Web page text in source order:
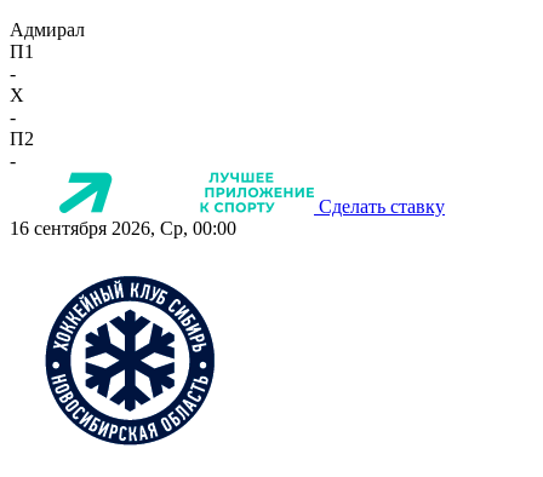
Адмирал
П1
-
X
-
П2
-
Сделать ставку
16 сентября 2026, Ср, 00:00